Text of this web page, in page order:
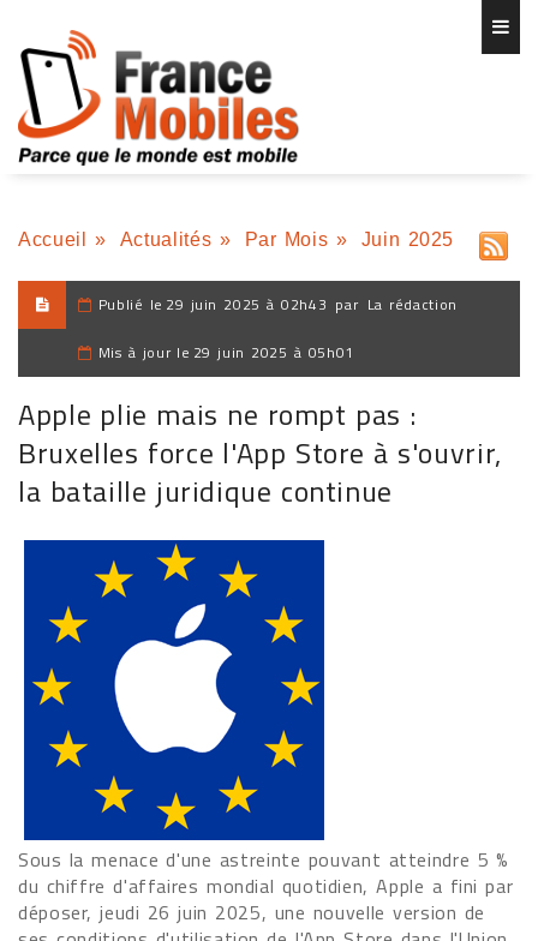
Accueil » Actualités » Par Mois » Juin 2025
Publié le 29 juin 2025 à 02h43 par La rédaction
Mis à jour le 29 juin 2025 à 05h01
Apple plie mais ne rompt pas :
Bruxelles force l'App Store à s'ouvrir,
la bataille juridique continue
Sous la menace d'une astreinte pouvant atteindre 5 %
du chiffre d'affaires mondial quotidien, Apple a fini par
déposer, jeudi 26 juin 2025, une nouvelle version de